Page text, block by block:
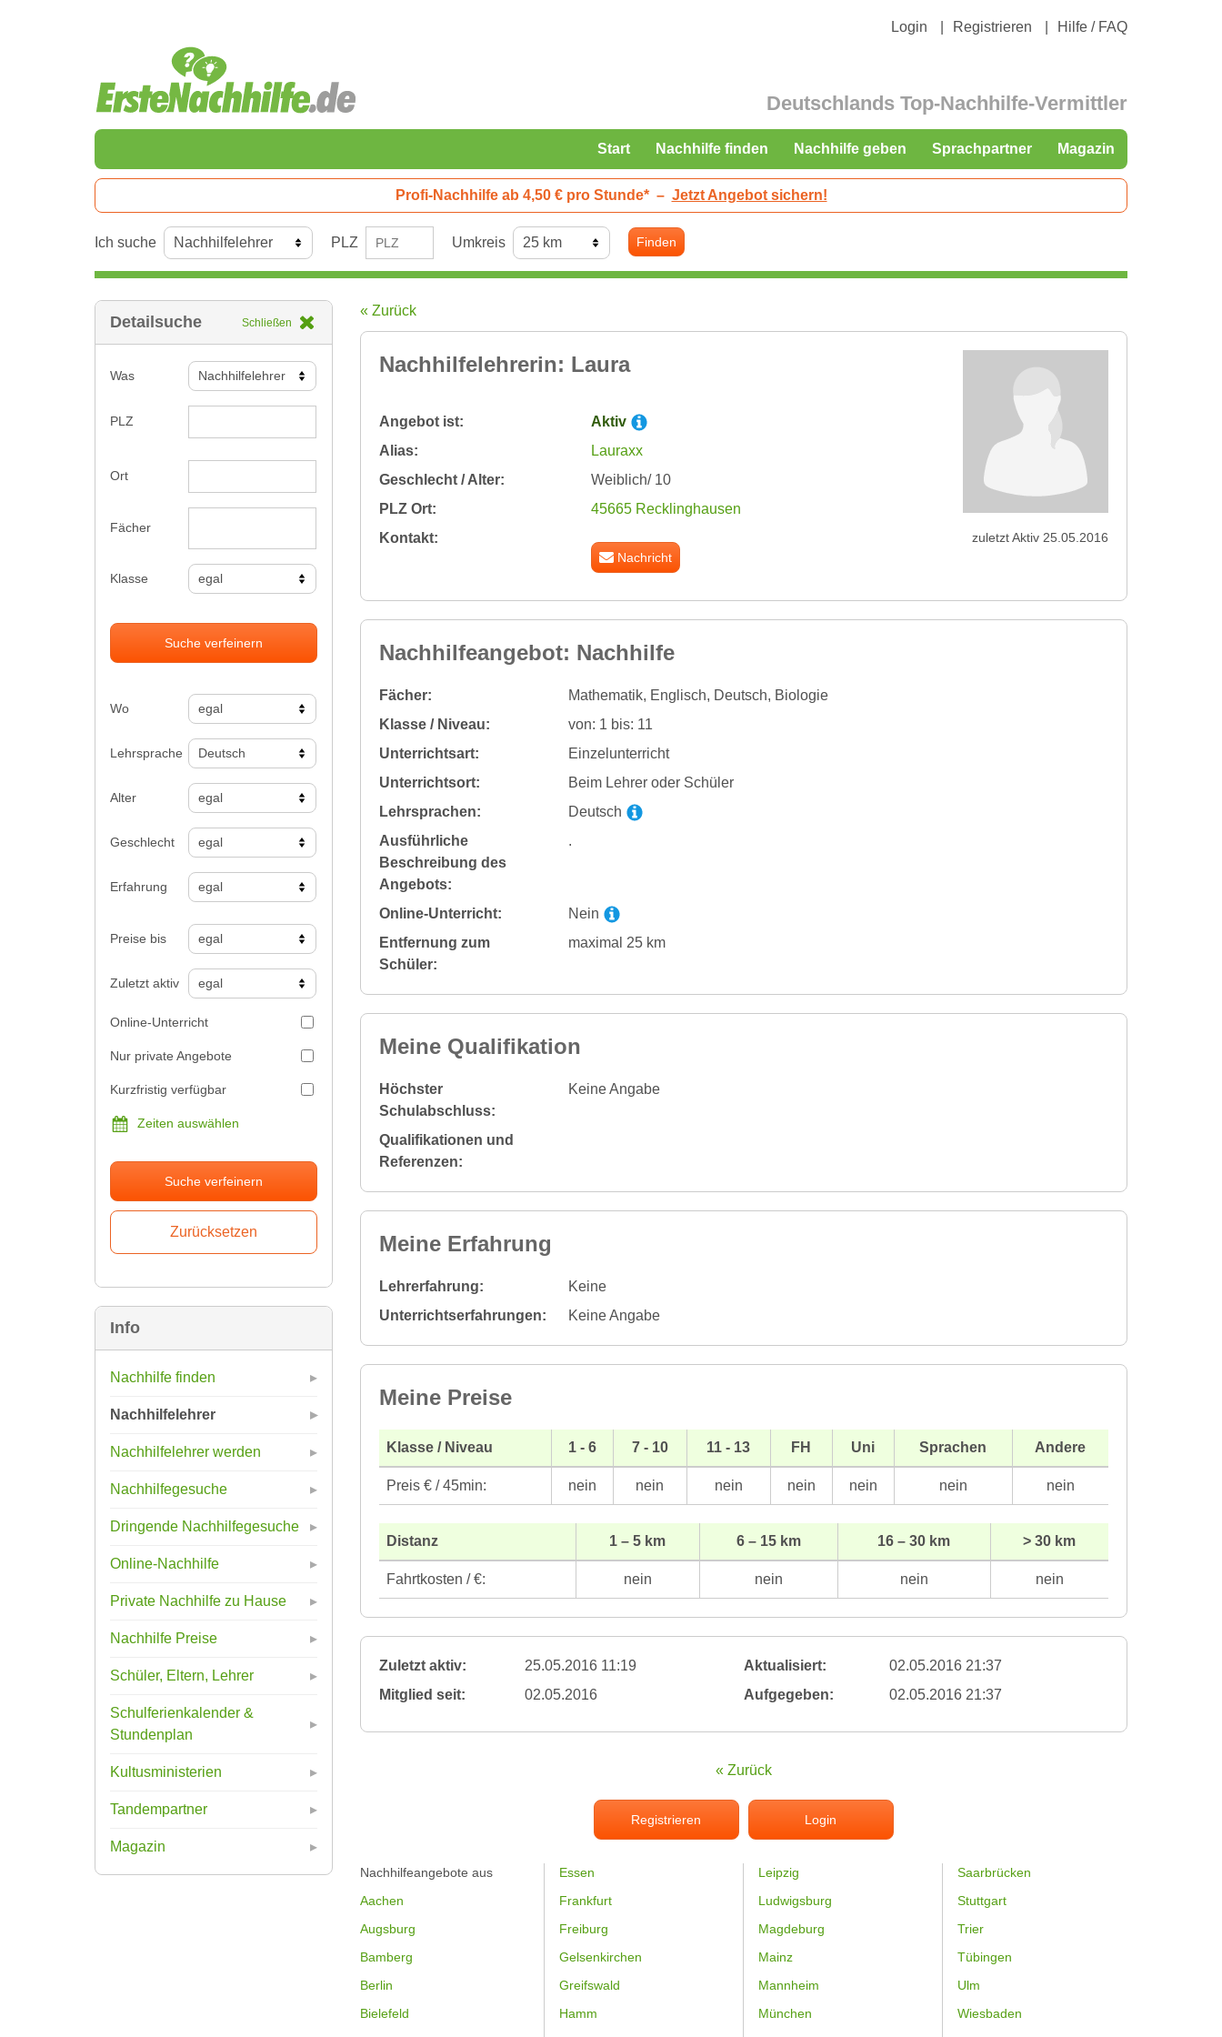
Login Registrieren Hilfe / FAQ
Deutschlands Top-Nachhilfe-Vermittler
Start Nachhilfe finden Nachhilfe geben Sprachpartner Magazin
Profi-Nachhilfe ab 4,50 € pro Stunde* – Jetzt Angebot sichern!
Ich suche PLZ Umkreis Finden
Detailsuche Schließen
Was
PLZ
Ort
Fächer
Klasse
Suche verfeinern
Wo
Lehrsprache
Alter
Geschlecht
Erfahrung
Preise bis
Zuletzt aktiv
Online-Unterricht
Nur private Angebote
Kurzfristig verfügbar
Zeiten auswählen
Suche verfeinern
Info
Nachhilfe finden
Nachhilfelehrer
Nachhilfelehrer werden
Nachhilfegesuche
Dringende Nachhilfegesuche
Online-Nachhilfe
Private Nachhilfe zu Hause
Nachhilfe Preise
Schüler, Eltern, Lehrer
Schulferienkalender &
Stundenplan
Kultusministerien
Tandempartner
Magazin
« Zurück
Nachhilfelehrerin: Laura
Angebot ist:
Aktiv
Alias:
Lauraxx
Geschlecht / Alter:
Weiblich/ 10
PLZ Ort:
45665 Recklinghausen
Kontakt:
Nachricht
zuletzt Aktiv 25.05.2016
Nachhilfeangebot: Nachhilfe
Fächer:
Mathematik, Englisch, Deutsch, Biologie
Klasse / Niveau:
von: 1 bis: 11
Unterrichtsart:
Einzelunterricht
Unterrichtsort:
Beim Lehrer oder Schüler
Lehrsprachen:
Deutsch
Ausführliche
Beschreibung des
Angebots:
.
Online-Unterricht:
Nein
Entfernung zum
Schüler:
maximal 25 km
Meine Qualifikation
Höchster
Schulabschluss:
Keine Angabe
Qualifikationen und
Referenzen:
Meine Erfahrung
Lehrerfahrung:
Keine
Unterrichtserfahrungen:
Keine Angabe
Meine Preise
Klasse / Niveau 1 - 6 7 - 10 11 - 13 FH Uni Sprachen Andere
Preis € / 45min: nein nein nein nein nein nein nein
Distanz 1 – 5 km 6 – 15 km 16 – 30 km > 30 km
Fahrtkosten / €: nein nein nein nein
Zuletzt aktiv: 25.05.2016 11:19 Aktualisiert:
02.05.2016 21:37
Mitglied seit:
02.05.2016 Aufgegeben: 02.05.2016 21:37
« Zurück
Registrieren Login
Nachhilfeangebote aus
Aachen
Augsburg
Bamberg
Berlin
Bielefeld
Essen
Frankfurt
Freiburg
Gelsenkirchen
Greifswald
Hamm
Leipzig
Ludwigsburg
Magdeburg
Mainz
Mannheim
München
Saarbrücken
Stuttgart
Trier
Tübingen
Ulm
Wiesbaden